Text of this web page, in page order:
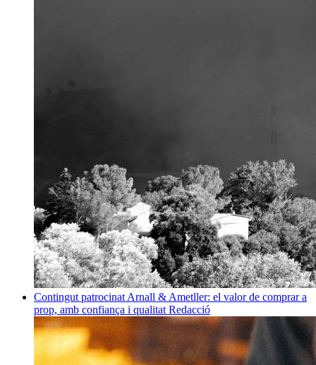
Contingut patrocinat Arnall & Ametller: el valor de comprar a
prop, amb confiança i qualitat Redacció